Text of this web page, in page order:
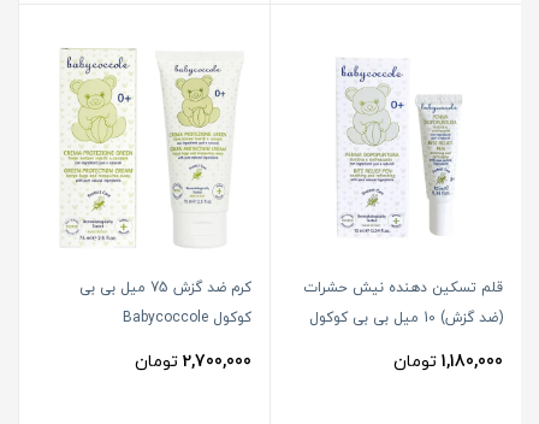
قلم تسکین دهنده نیش حشرات
(ضد گزش) 10 میل بی بی کوکول
1,180,000 تومان
کرم ضد گزش 75 میل بی بی
کوکول Babycoccole
2,700,000 تومان